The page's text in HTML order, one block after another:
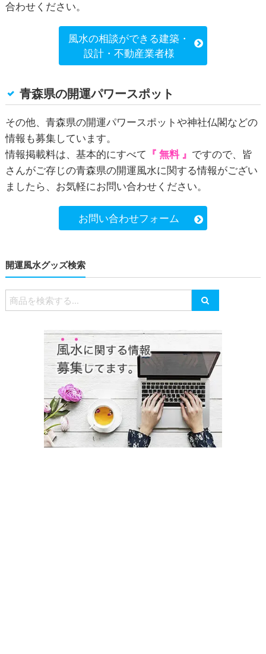
合わせください。
風水の相談ができる建築・
設計・不動産業者様
青森県の開運パワースポット
その他、青森県の開運パワースポットや神社仏閣などの
情報も募集しています。
情報掲載料は、基本的にすべて 『 無料 』 ですので、皆
さんがご存じの青森県の開運風水に関する情報がござい
ましたら、お気軽にお問い合わせください。
お問い合わせフォーム
開運風水グッズ検索
検
索